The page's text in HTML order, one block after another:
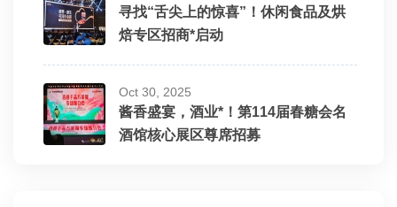
寻找“舌尖上的惊喜”！休闲食品及烘
焙专区招商*启动
Oct 30, 2025
酱香盛宴，酒业*！第114届春糖会名
酒馆核心展区尊席招募